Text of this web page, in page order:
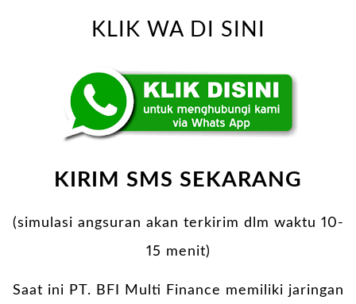
KLIK WA DI SINI
KIRIM SMS SEKARANG
(simulasi angsuran akan terkirim dlm waktu 10-
15 menit)
Saat ini PT. BFI Multi Finance memiliki jaringan